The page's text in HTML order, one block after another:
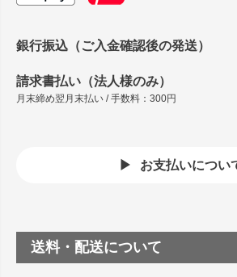
銀行振込（ご入金確認後の発送）
請求書払い（法人様のみ）
月末締め翌月末払い / 手数料：300円
お支払いについ
送料・配送について